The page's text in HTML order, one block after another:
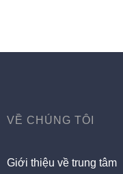
VỀ CHÚNG TÔI
Giới thiệu về trung tâm